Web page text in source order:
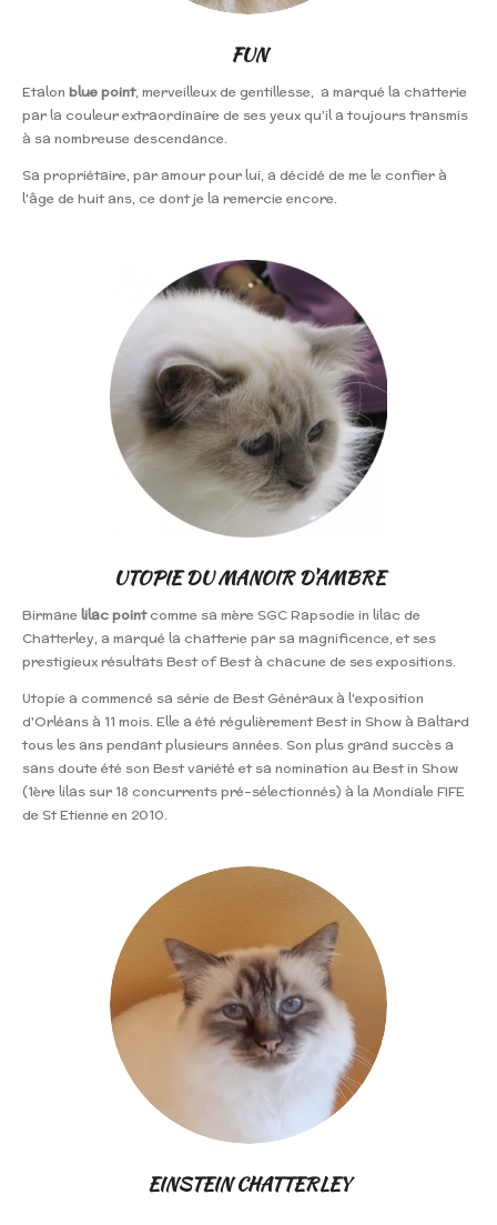
FUN
Etalon blue point, merveilleux de gentillesse, a marqué la chatterie
par la couleur extraordinaire de ses yeux qu'il a toujours transmis
à sa nombreuse descendance.
Sa propriétaire, par amour pour lui, a décidé de me le confier à
l'âge de huit ans, ce dont je la remercie encore.
UTOPIE DU MANOIR D'AMBRE
Birmanelilac pointcomme sa mère SGC Rapsodie in lilac de
Chatterley, a marqué la chatterie par sa magnificence, et ses
prestigieux résultats Best of Best à chacune de ses expositions.
Utopie a commencé sa série de Best Généraux à l'exposition
d'Orléans à 11 mois. Elle a été régulièrement Best in Show à Baltard
tous les ans pendant plusieurs années. Son plus grand succès a
sans doute été son Best variété et sa nomination au Best in Show
(1ère lilas sur 18 concurrents pré-sélectionnés) à la Mondiale FIFE
de St Etienne en 2010.
EINSTEIN CHATTERLEY